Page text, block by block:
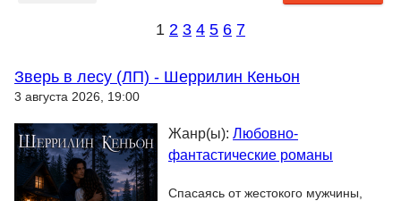
1 2 3 4 5 6 7
Зверь в лесу (ЛП) - Шеррилин Кеньон
3 августа 2026, 19:00
Жанр(ы): Любовно-
фантастические романы
Спасаясь от жестокого мужчины,